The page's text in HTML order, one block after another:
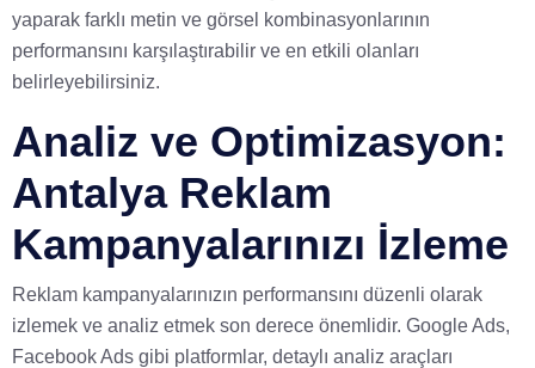
yaparak farklı metin ve görsel kombinasyonlarının
performansını karşılaştırabilir ve en etkili olanları
belirleyebilirsiniz.
Analiz ve Optimizasyon:
Antalya Reklam
Kampanyalarınızı İzleme
Reklam kampanyalarınızın performansını düzenli olarak
izlemek ve analiz etmek son derece önemlidir. Google Ads,
Facebook Ads gibi platformlar, detaylı analiz araçları